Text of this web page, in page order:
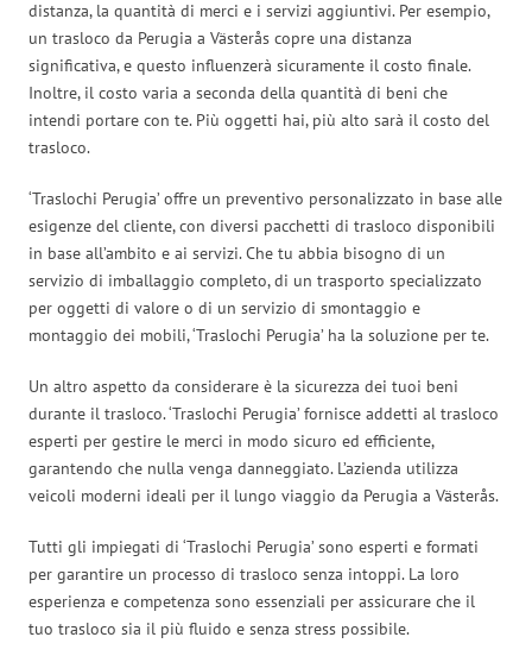
distanza, la quantità di merci e i servizi aggiuntivi. Per esempio,
un trasloco da Perugia a Västerås copre una distanza
significativa, e questo influenzerà sicuramente il costo finale.
Inoltre, il costo varia a seconda della quantità di beni che
intendi portare con te. Più oggetti hai, più alto sarà il costo del
trasloco.
‘Traslochi Perugia’ offre un preventivo personalizzato in base alle
esigenze del cliente, con diversi pacchetti di trasloco disponibili
in base all’ambito e ai servizi. Che tu abbia bisogno di un
servizio di imballaggio completo, di un trasporto specializzato
per oggetti di valore o di un servizio di smontaggio e
montaggio dei mobili, ‘Traslochi Perugia’ ha la soluzione per te.
Un altro aspetto da considerare è la sicurezza dei tuoi beni
durante il trasloco. ‘Traslochi Perugia’ fornisce addetti al trasloco
esperti per gestire le merci in modo sicuro ed efficiente,
garantendo che nulla venga danneggiato. L’azienda utilizza
veicoli moderni ideali per il lungo viaggio da Perugia a Västerås.
Tutti gli impiegati di ‘Traslochi Perugia’ sono esperti e formati
per garantire un processo di trasloco senza intoppi. La loro
esperienza e competenza sono essenziali per assicurare che il
tuo trasloco sia il più fluido e senza stress possibile.